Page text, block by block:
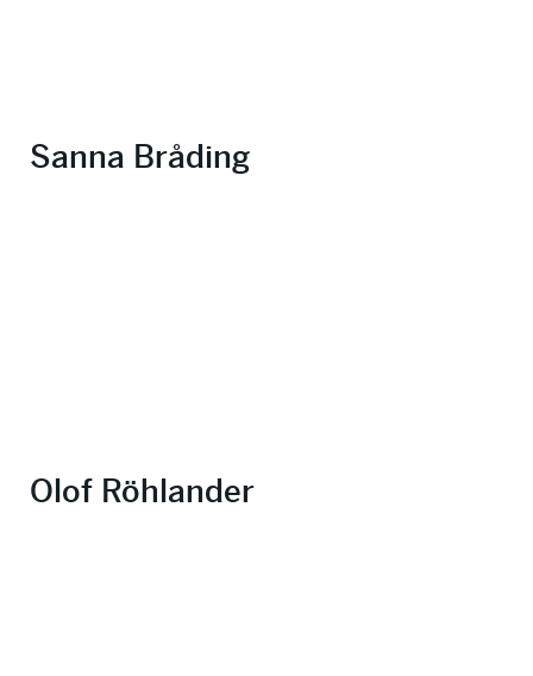
Sanna Bråding
Olof Röhlander